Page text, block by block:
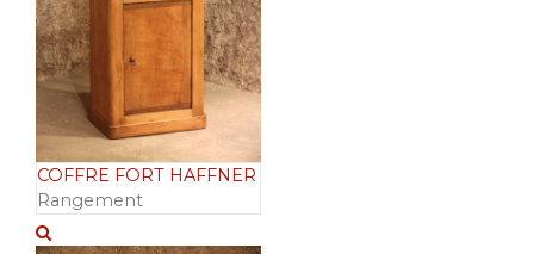
COFFRE FORT HAFFNER
Rangement